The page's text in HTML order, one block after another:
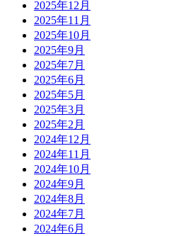
2025年12月
2025年11月
2025年10月
2025年9月
2025年7月
2025年6月
2025年5月
2025年3月
2025年2月
2024年12月
2024年11月
2024年10月
2024年9月
2024年8月
2024年7月
2024年6月